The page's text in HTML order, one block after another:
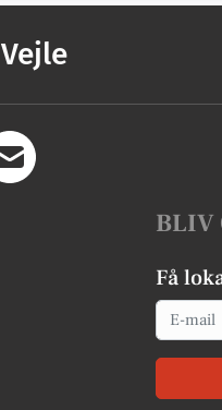
Vejle
BLIV
Få
Email